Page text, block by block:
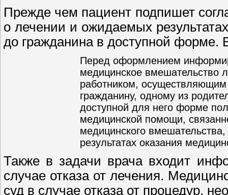
Прежде чем пациент подпишет
о лечении и ожидаемых
до гражданина в доступной форме.
Перед оформлением
медицинское
работником,
гражданину, одному из
доступной для него форме
медицинской помощи,
медицинского
результатах оказания
Также в задачи врача входит
случае отказа от лечения.
суд в случае отказа от процедур,